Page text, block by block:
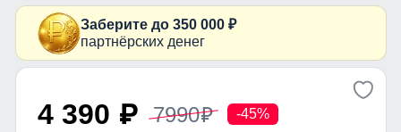
Заберите до 350 000 ₽
партнёрских денег
4 390 p 7990p -45%